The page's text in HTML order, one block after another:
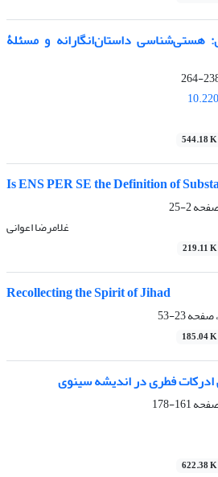
هستی‌شناسی داستان‌انگارانه و مسئلۀ
238-
544.18 K
Is ENS PER SE the Definition of
2-25
غلامرضا اعوانی
219.11 K
Recollecting the Spirit of Jihad
23-53
185.04 K
فطری در اندیشه سینوی
161-178
622.38 K